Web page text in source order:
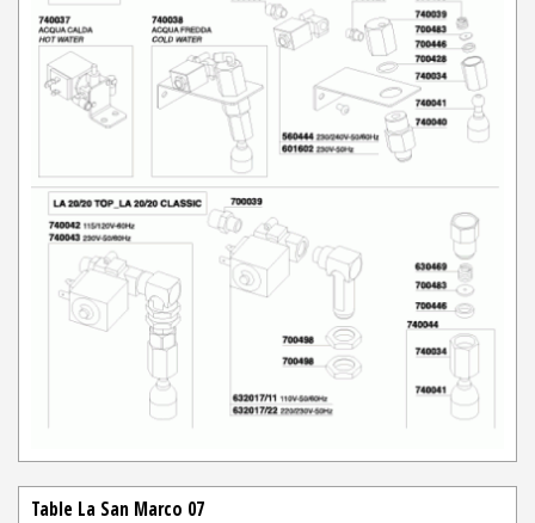
Table La San Marco 07